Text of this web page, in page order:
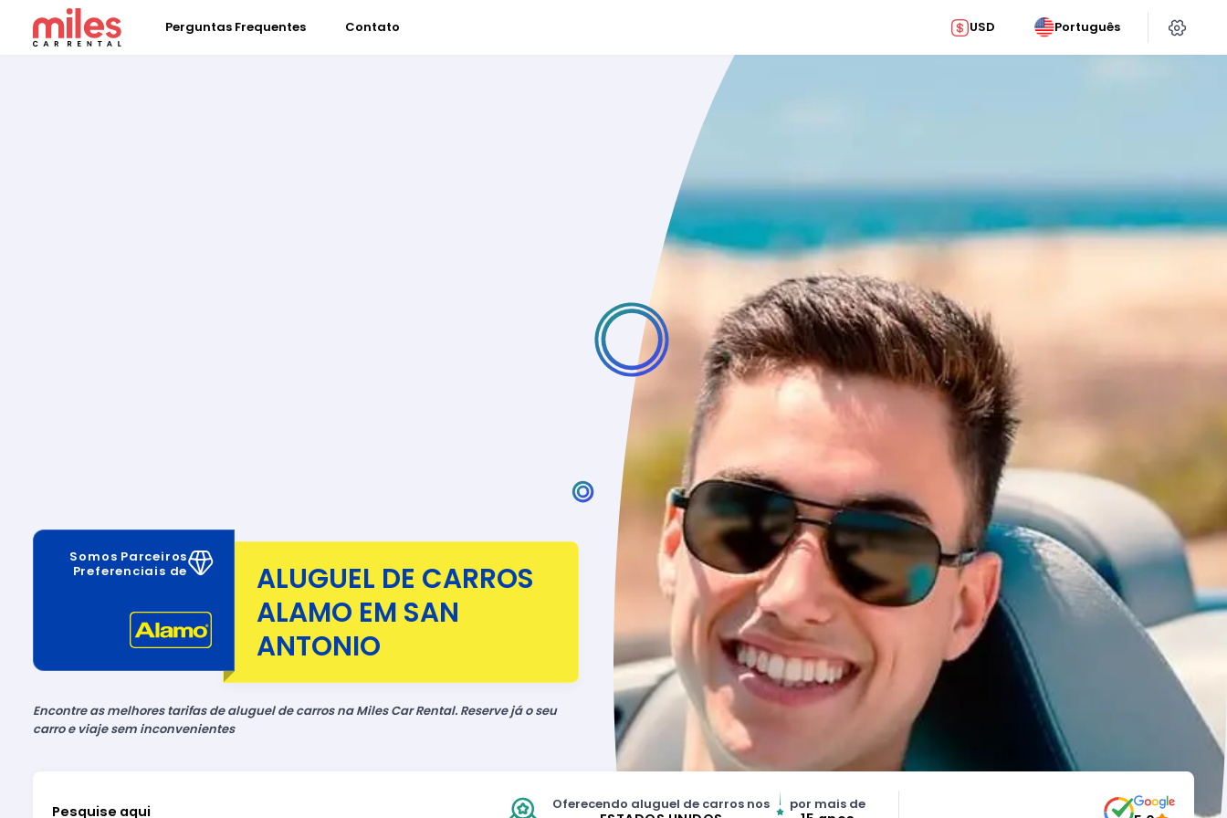
Perguntas Frequentes Contato USD Português
Somos Parceiros
Preferenciais de
ALUGUEL DE CARROS
ALAMO EM SAN
ANTONIO
Encontre as melhores tarifas de aluguel de carros na Miles Car Rental. Reserve já o seu
carro e viaje sem inconvenientes
Pesquise aqui Oferecendo aluguel de carros nos por mais de